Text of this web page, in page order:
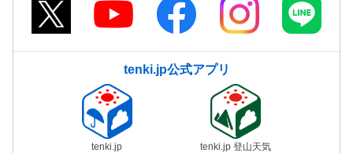
tenki.jp公式アプリ
tenki.jp tenki.jp 登山天気